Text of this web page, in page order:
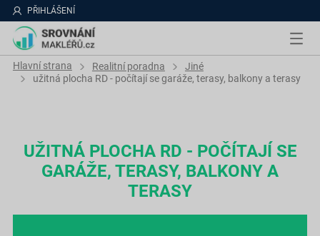
PŘIHLÁŠENÍ
Hlavní strana Realitní poradna
Jiné
užitná plocha RD - počítají se garáže, terasy, balkony a terasy
UŽITNÁ PLOCHA RD - POČÍTAJÍ SE
GARÁŽE, TERASY, BALKONY A
TERASY